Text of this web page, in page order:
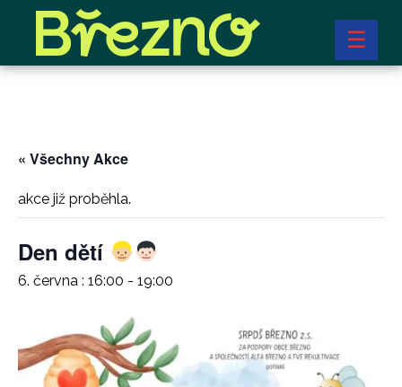
☰
« Všechny Akce
akce již proběhla.
Den dětí
6. června : 16:00 - 19:00